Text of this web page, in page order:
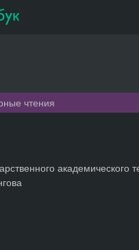
чтения
академического